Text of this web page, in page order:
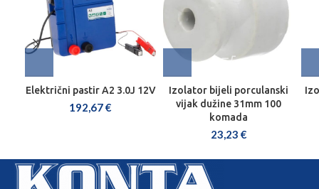
Električni pastir A2 3.0J 12V
192,67€
Izolator bijeli porculanski
vijak dužine 31mm 100
komada
23,23 €